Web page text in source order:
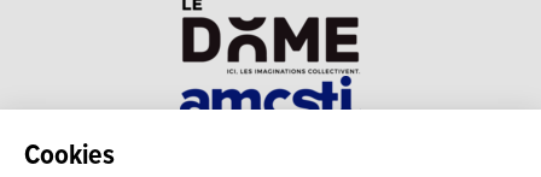
Cookies